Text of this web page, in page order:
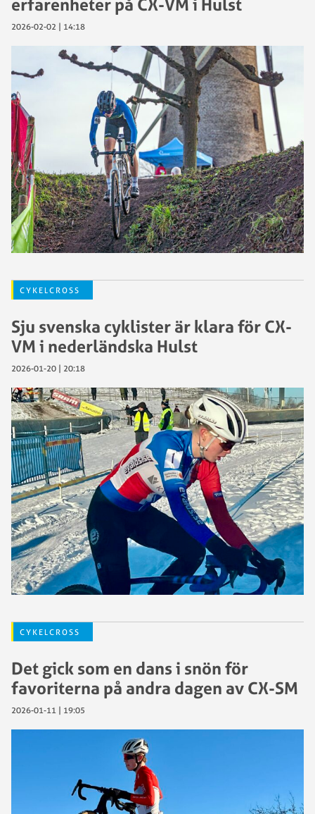
erfarenheter på CX-VM i Hulst
2026-02-02 | 14:18
CYKELCROSS
Sju svenska cyklister är klara för CX-
VM i nederländska Hulst
2026-01-20 | 20:18
CYKELCROSS
Det gick som en dans i snön för
favoriterna på andra dagen av CX-SM
2026-01-11 | 19:05